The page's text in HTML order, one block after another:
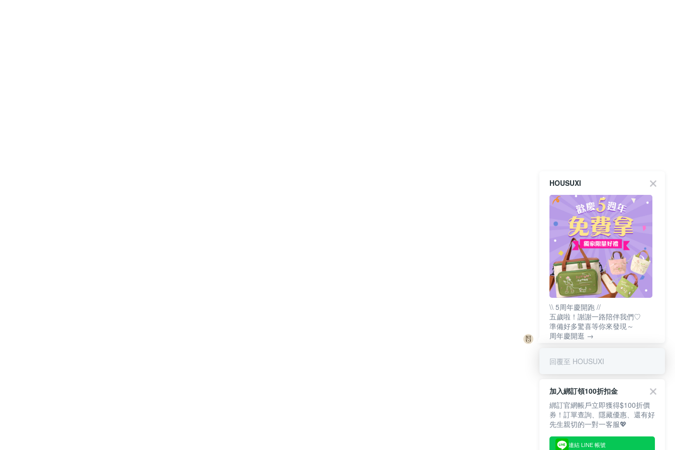
HOUSUXI
\\ 5周年慶開跑 //
五歲啦！謝謝一路陪伴我們♡
準備好多驚喜等你來發現～
周年慶開逛 →
回覆至 HOUSUXI
加入綁訂領100折扣金
綁訂官網帳戶立即獲得$100折價
券！訂單查詢、隱藏優惠、還有好
先生親切的一對一客服💖
連結 LINE 帳號